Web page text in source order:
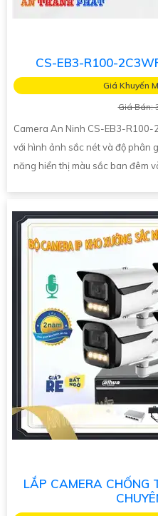
CS-EB3-R100-
Giá Khuyến
Giá Bán:
Camera An Ninh CS-EB3-R100-
với hình ảnh sắc nét và độ phân
năng hiển thị màu sắc ban đêm
LẮP CAMERA CHỐNG